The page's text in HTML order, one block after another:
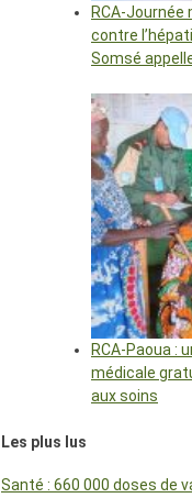
RCA-Journée
contre
Somsé
RCA-Paoua :
médicale
aux soins
Les plus lus
Santé : 660 000 doses de